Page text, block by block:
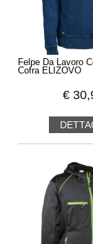
Felpe Da Lavoro
Cofra ELIZOVO
€